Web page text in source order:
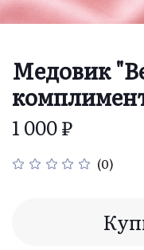
(0)
Медовик
1 000 ₽